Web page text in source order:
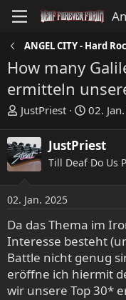
ANGEL CITY - Hard
How many
ermitteln
E
s
t
e
l
r
JustPriest
E
s
t
e
l
a
m
02.
JustPriest
Till Deaf Do Us
02. Jan. 2025
Da das Thema im
Interesse besteht
Battle nicht genug
eröffne ich hiermit
wir unsere Top 30*